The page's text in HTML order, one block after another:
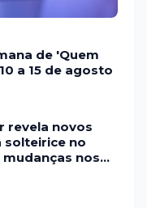
de 'Quem
a 15 de agosto
revela novos
solteirice no
nos